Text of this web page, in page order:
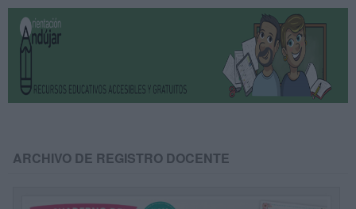
ARCHIVO DE REGISTRO DOCENTE